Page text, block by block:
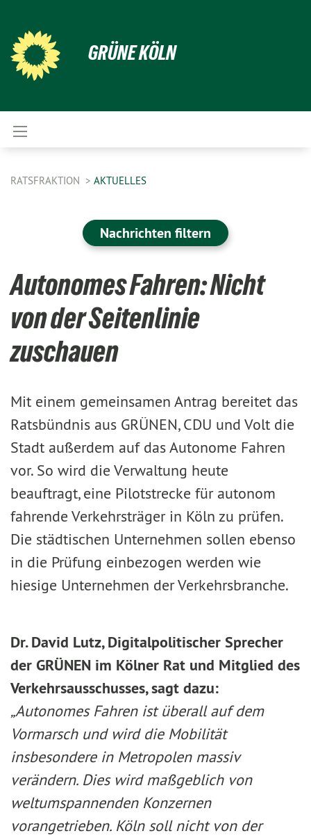
GRÜNE KÖLN
RATSFRAKTION AKTUELLES
Nachrichten filtern
Autonomes Fahren: Nicht
von der Seitenlinie
zuschauen
Mit einem gemeinsamen Antrag bereitet das
Ratsbündnis aus GRÜNEN, CDU und Volt die
Stadt außerdem auf das Autonome Fahren
vor. So wird die Verwaltung heute
beauftragt, eine Pilotstrecke für autonom
fahrende Verkehrsträger in Köln zu prüfen.
Die städtischen Unternehmen sollen ebenso
in die Prüfung einbezogen werden wie
hiesige Unternehmen der Verkehrsbranche.
Dr. David Lutz, Digitalpolitischer Sprecher
der GRÜNEN im Kölner Rat und Mitglied des
Verkehrsausschusses, sagt dazu:
„Autonomes Fahren ist überall auf dem
Vormarsch und wird die Mobilität
insbesondere in Metropolen massiv
verändern. Dies wird maßgeblich von
weltumspannenden Konzernen
vorangetrieben. Köln soll nicht von der